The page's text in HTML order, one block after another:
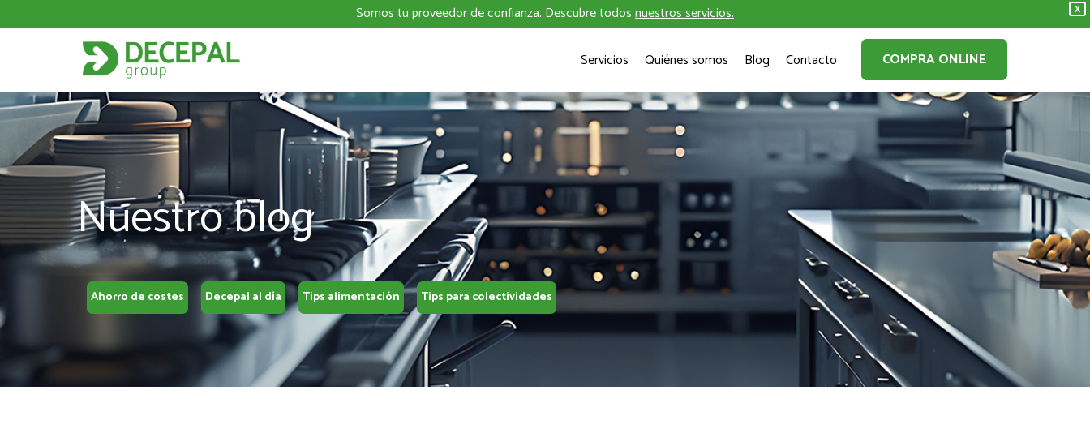
X
Somos tu proveedor de confianza. Descubre todosnuestros servicios.
Servicios Quiénes somos Blog Contacto COMPRA ONLINE
Nuestro blog
Ahorro de costes Decepal al día Tips alimentación Tips para colectividades